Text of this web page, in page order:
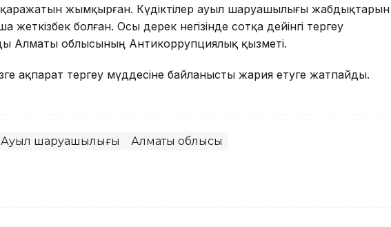
жымқырған. Күдіктілер ауыл шаруашылығы жабдықтарын
болған. Осы дерек негізінде сотқа дейінгі тергеу
Алматы облысының Антикоррупциялық қызметі.
ақпарат тергеу мүддесіне байланысты жария етуге жатпайды.
Ауыл шаруашылығы Алматы облысы